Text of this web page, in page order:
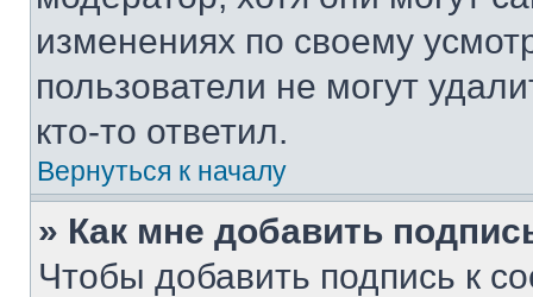
изменениях по своему
пользователи не могут
кто-то ответил.
Вернуться к началу
» Как мне добавить
Чтобы добавить подпись к